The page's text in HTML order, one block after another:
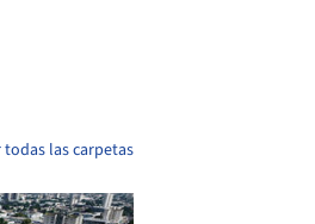
todas las carpetas